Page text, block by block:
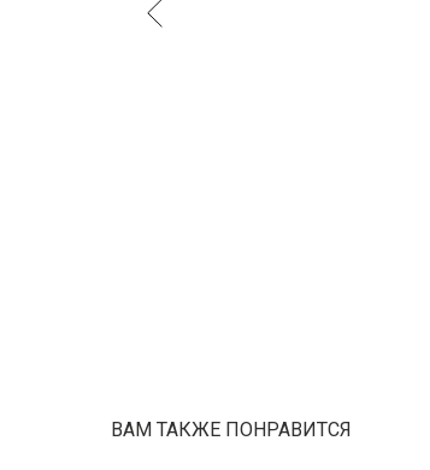
ВАМ ТАКЖЕ ПОНРАВИТСЯ